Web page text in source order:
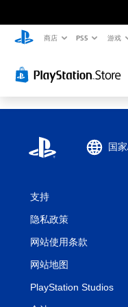
商店 PS5 游戏
国
支持
隐私政策
网站使用条款
网站地图
PlayStation Studios